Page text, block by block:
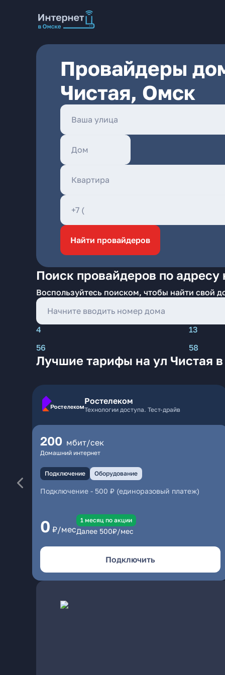
Провайдеры
Чистая, Омск
Найти провайдеров
Поиск провайдеров по
Воспользуйтесь поиском, чтобы найти свой
4
13
56
58
Лучшие тарифы на ул Чистая
Ростелеком
Технологии доступа. Тест-драйв
200 мбит/сек
Домашний интернет
Подключение Оборудование
Подключение - 500 ₽ (единоразовый платеж)
0 ₽/мес
1 месяц по акции
Далее 500₽/мес
Подключить